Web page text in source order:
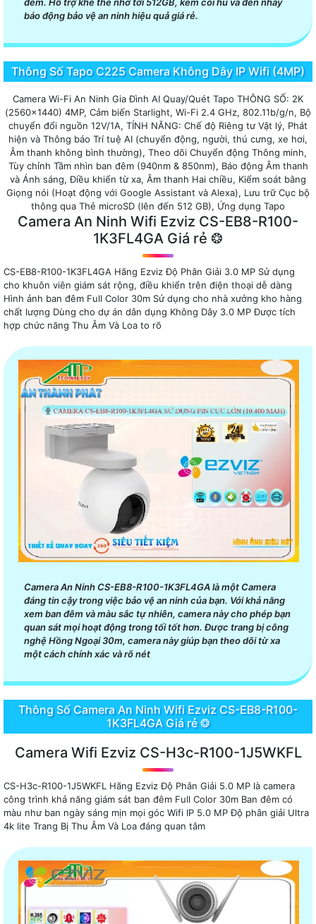
đêm. Hỗ trợ khe thẻ nhớ tới 512GB, kèm còi hú và đèn nháy
báo động bảo vệ an ninh hiệu quả giá rẻ.
Thông Số Tapo C225 Camera Không Dây IP Wifi (4MP)
Camera Wi-Fi An Ninh Gia Đình AI Quay/Quét Tapo THÔNG SỐ: 2K
(2560x1440) 4MP, Cảm biến Starlight, Wi-Fi 2.4 GHz, 802.11b/g/n, Bộ
chuyển đổi nguồn 12V/1A, TÍNH NĂNG: Chế độ Riêng tư Vật lý, Phát
hiện và Thông báo Trí tuệ AI (chuyển động, người, thú cưng, xe hơi,
Âm thanh không bình thường), Theo dõi Chuyển động Thông minh,
Tùy chỉnh Tầm nhìn ban đêm (940nm & 850nm), Báo động Âm thanh
và Ánh sáng, Điều khiển từ xa, Âm thanh Hai chiều, Kiểm soát bằng
Giọng nói (Hoạt động với Google Assistant và Alexa), Lưu trữ Cục bộ
thông qua Thẻ microSD (lên đến 512 GB), Ứng dụng Tapo
Camera An Ninh Wifi Ezviz CS-EB8-R100-
1K3FL4GA Giá rẻ ❂
CS-EB8-R100-1K3FL4GA Hãng Ezviz Độ Phân Giải 3.0 MP Sử dụng
cho khuôn viên giám sát rộng, điều khiển trên điện thoại dễ dàng
Hình ảnh ban đêm Full Color 30m Sử dụng cho nhà xưởng kho hàng
chất lượng Dùng cho dự án dân dụng Không Dây 3.0 MP Được tích
hợp chức năng Thu Âm Và Loa to rõ
Camera An Ninh CS-EB8-R100-1K3FL4GA là một Camera
đáng tin cậy trong việc bảo vệ an ninh của bạn. Với khả năng
xem ban đêm và màu sắc tự nhiên, camera này cho phép bạn
quan sát mọi hoạt động trong tối tốt hơn. Được trang bị công
nghệ Hồng Ngoại 30m, camera này giúp bạn theo dõi từ xa
một cách chính xác và rõ nét
Thông Số Camera An Ninh Wifi Ezviz CS-EB8-R100-
1K3FL4GA Giá rẻ ❂
Camera Wifi Ezviz CS-H3c-R100-1J5WKFL
CS-H3c-R100-1J5WKFL Hãng Ezviz Độ Phân Giải 5.0 MP là camera
công trình khả năng giám sát ban đêm Full Color 30m Ban đêm có
màu như ban ngày sáng mịn mọi góc Wifi IP 5.0 MP Độ phân giải Ultra
4k lite Trang Bị Thu Âm Và Loa đáng quan tâm